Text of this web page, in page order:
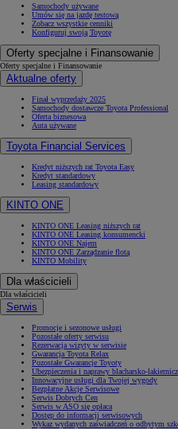
Samochody używane
Umów się na jazdę testową
Zobacz wszystkie cenniki
Konfiguruj swoją Toyotę
Oferty specjalne i Finansowanie
Oferty specjalne i Finansowanie
Aktualne oferty
Finał wyprzedaży 2025
Samochody dostawcze Toyota Professional
Oferta biznesowa
Auta używane
Toyota Financial Services
Kredyt niższych rat Toyota Easy
Kredyt standardowy
Leasing standardowy
KINTO ONE
KINTO ONE Leasing niższych rat
KINTO ONE Leasing konsumencki
KINTO ONE Najem
KINTO ONE Zarządzanie flotą
KINTO Mobility
Dla właścicieli
Dla właścicieli
Serwis
Promocje i sezonowe usługi
Pozostałe oferty serwisu
Rezerwacja wizyty w serwisie
Gwarancja Toyota Relax
Pozostałe Gwarancje Toyoty
Ubezpieczenia i naprawy blacharsko-
Innowacyjne usługi dla Twojej wygody
Bezpłatne Akcje Serwisowe
Serwis Dobrych Cen
Serwis w ASO się opłaca
Dostęp do informacji serwisowych
Wykaz wydanych zaświadczeń o odbytym